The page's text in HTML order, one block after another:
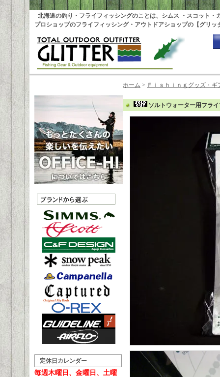
北海道の釣り・フライフィッシングのことは、シムス ・スコット・
プロショップのフライフィッシング・アウトドアショップの【グリッ
定休日カレンダー
毎週木曜日、金曜日、土曜
ホーム > Ｆｉｓｈｉｎｇグッズ・ギ
ソルトウォーター用フラ